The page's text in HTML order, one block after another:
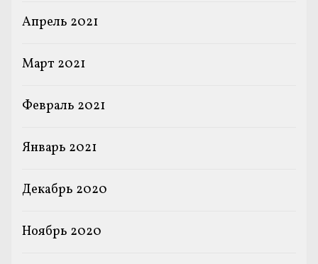
Апрель 2021
Март 2021
Февраль 2021
Январь 2021
Декабрь 2020
Ноябрь 2020